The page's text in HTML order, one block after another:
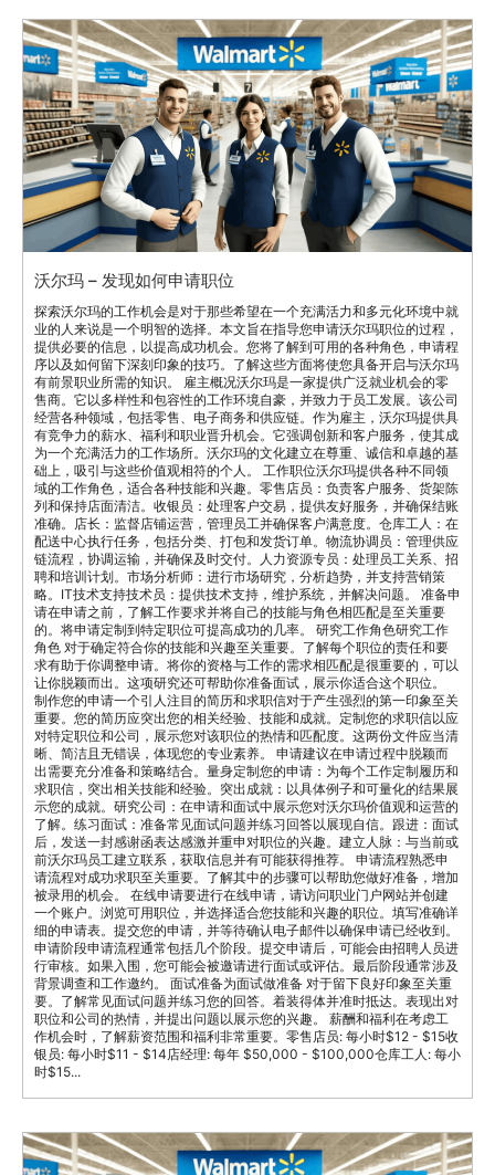
沃尔玛 – 发现如何申请职位
探索沃尔玛的工作机会是对于那些希望在一个充满活力和多元化环境中就
业的人来说是一个明智的选择。本文旨在指导您申请沃尔玛职位的过程，
提供必要的信息，以提高成功机会。您将了解到可用的各种角色，申请程
序以及如何留下深刻印象的技巧。了解这些方面将使您具备开启与沃尔玛
有前景职业所需的知识。 雇主概况沃尔玛是一家提供广泛就业机会的零
售商。它以多样性和包容性的工作环境自豪，并致力于员工发展。该公司
经营各种领域，包括零售、电子商务和供应链。作为雇主，沃尔玛提供具
有竞争力的薪水、福利和职业晋升机会。它强调创新和客户服务，使其成
为一个充满活力的工作场所。沃尔玛的文化建立在尊重、诚信和卓越的基
础上，吸引与这些价值观相符的个人。 工作职位沃尔玛提供各种不同领
域的工作角色，适合各种技能和兴趣。零售店员：负责客户服务、货架陈
列和保持店面清洁。收银员：处理客户交易，提供友好服务，并确保结账
准确。店长：监督店铺运营，管理员工并确保客户满意度。仓库工人：在
配送中心执行任务，包括分类、打包和发货订单。物流协调员：管理供应
链流程，协调运输，并确保及时交付。人力资源专员：处理员工关系、招
聘和培训计划。市场分析师：进行市场研究，分析趋势，并支持营销策
略。IT技术支持技术员：提供技术支持，维护系统，并解决问题。 准备申
请在申请之前，了解工作要求并将自己的技能与角色相匹配是至关重要
的。将申请定制到特定职位可提高成功的几率。 研究工作角色研究工作
角色 对于确定符合你的技能和兴趣至关重要。了解每个职位的责任和要
求有助于你调整申请。将你的资格与工作的需求相匹配是很重要的，可以
让你脱颖而出。这项研究还可帮助你准备面试，展示你适合这个职位。
制作您的申请一个引人注目的简历和求职信对于产生强烈的第一印象至关
重要。您的简历应突出您的相关经验、技能和成就。定制您的求职信以应
对特定职位和公司，展示您对该职位的热情和匹配度。这两份文件应当清
晰、简洁且无错误，体现您的专业素养。 申请建议在申请过程中脱颖而
出需要充分准备和策略结合。量身定制您的申请：为每个工作定制履历和
求职信，突出相关技能和经验。突出成就：以具体例子和可量化的结果展
示您的成就。研究公司：在申请和面试中展示您对沃尔玛价值观和运营的
了解。练习面试：准备常见面试问题并练习回答以展现自信。跟进：面试
后，发送一封感谢函表达感激并重申对职位的兴趣。建立人脉：与当前或
前沃尔玛员工建立联系，获取信息并有可能获得推荐。 申请流程熟悉申
请流程对成功求职至关重要。了解其中的步骤可以帮助您做好准备，增加
被录用的机会。 在线申请要进行在线申请，请访问职业门户网站并创建
一个账户。浏览可用职位，并选择适合您技能和兴趣的职位。填写准确详
细的申请表。提交您的申请，并等待确认电子邮件以确保申请已经收到。
申请阶段申请流程通常包括几个阶段。提交申请后，可能会由招聘人员进
行审核。如果入围，您可能会被邀请进行面试或评估。最后阶段通常涉及
背景调查和工作邀约。 面试准备为面试做准备 对于留下良好印象至关重
要。了解常见面试问题并练习您的回答。着装得体并准时抵达。表现出对
职位和公司的热情，并提出问题以展示您的兴趣。 薪酬和福利在考虑工
作机会时，了解薪资范围和福利非常重要。零售店员: 每小时$12 - $15收
银员: 每小时$11 - $14店经理: 每年 $50,000 - $100,000仓库工人: 每小
时$15...